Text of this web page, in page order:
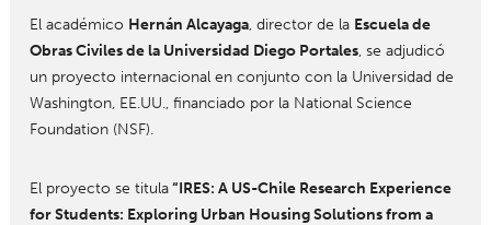
El académico Hernán Alcayaga, director de la Escuela de
Obras Civiles de la Universidad Diego Portales, se adjudicó
un proyecto internacional en conjunto con la Universidad de
Washington, EE.UU., financiado por la National Science
Foundation (NSF).
El proyecto se titula“IRES: A US-Chile Research Experience
for Students: Exploring Urban Housing Solutions from a